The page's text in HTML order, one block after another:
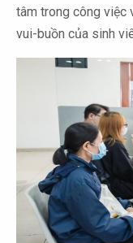
tâm trong công việc
vui-buồn của sinh